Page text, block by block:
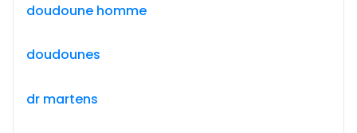
doudoune homme
doudounes
dr martens